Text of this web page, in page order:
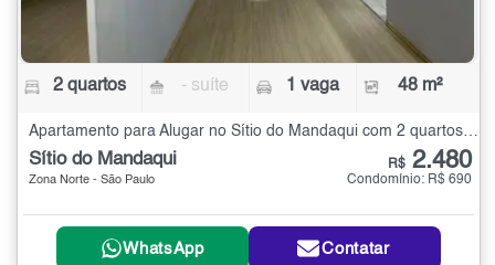
2 quartos - suíte 1 vaga 48 m²
Apartamento para Alugar no Sítio do Mandaqui com 2 quartos - 48 m²
Sítio do Mandaqui
Zona Norte - São Paulo
R$ 2.480
Condomínio: R$ 690
WhatsApp Contatar